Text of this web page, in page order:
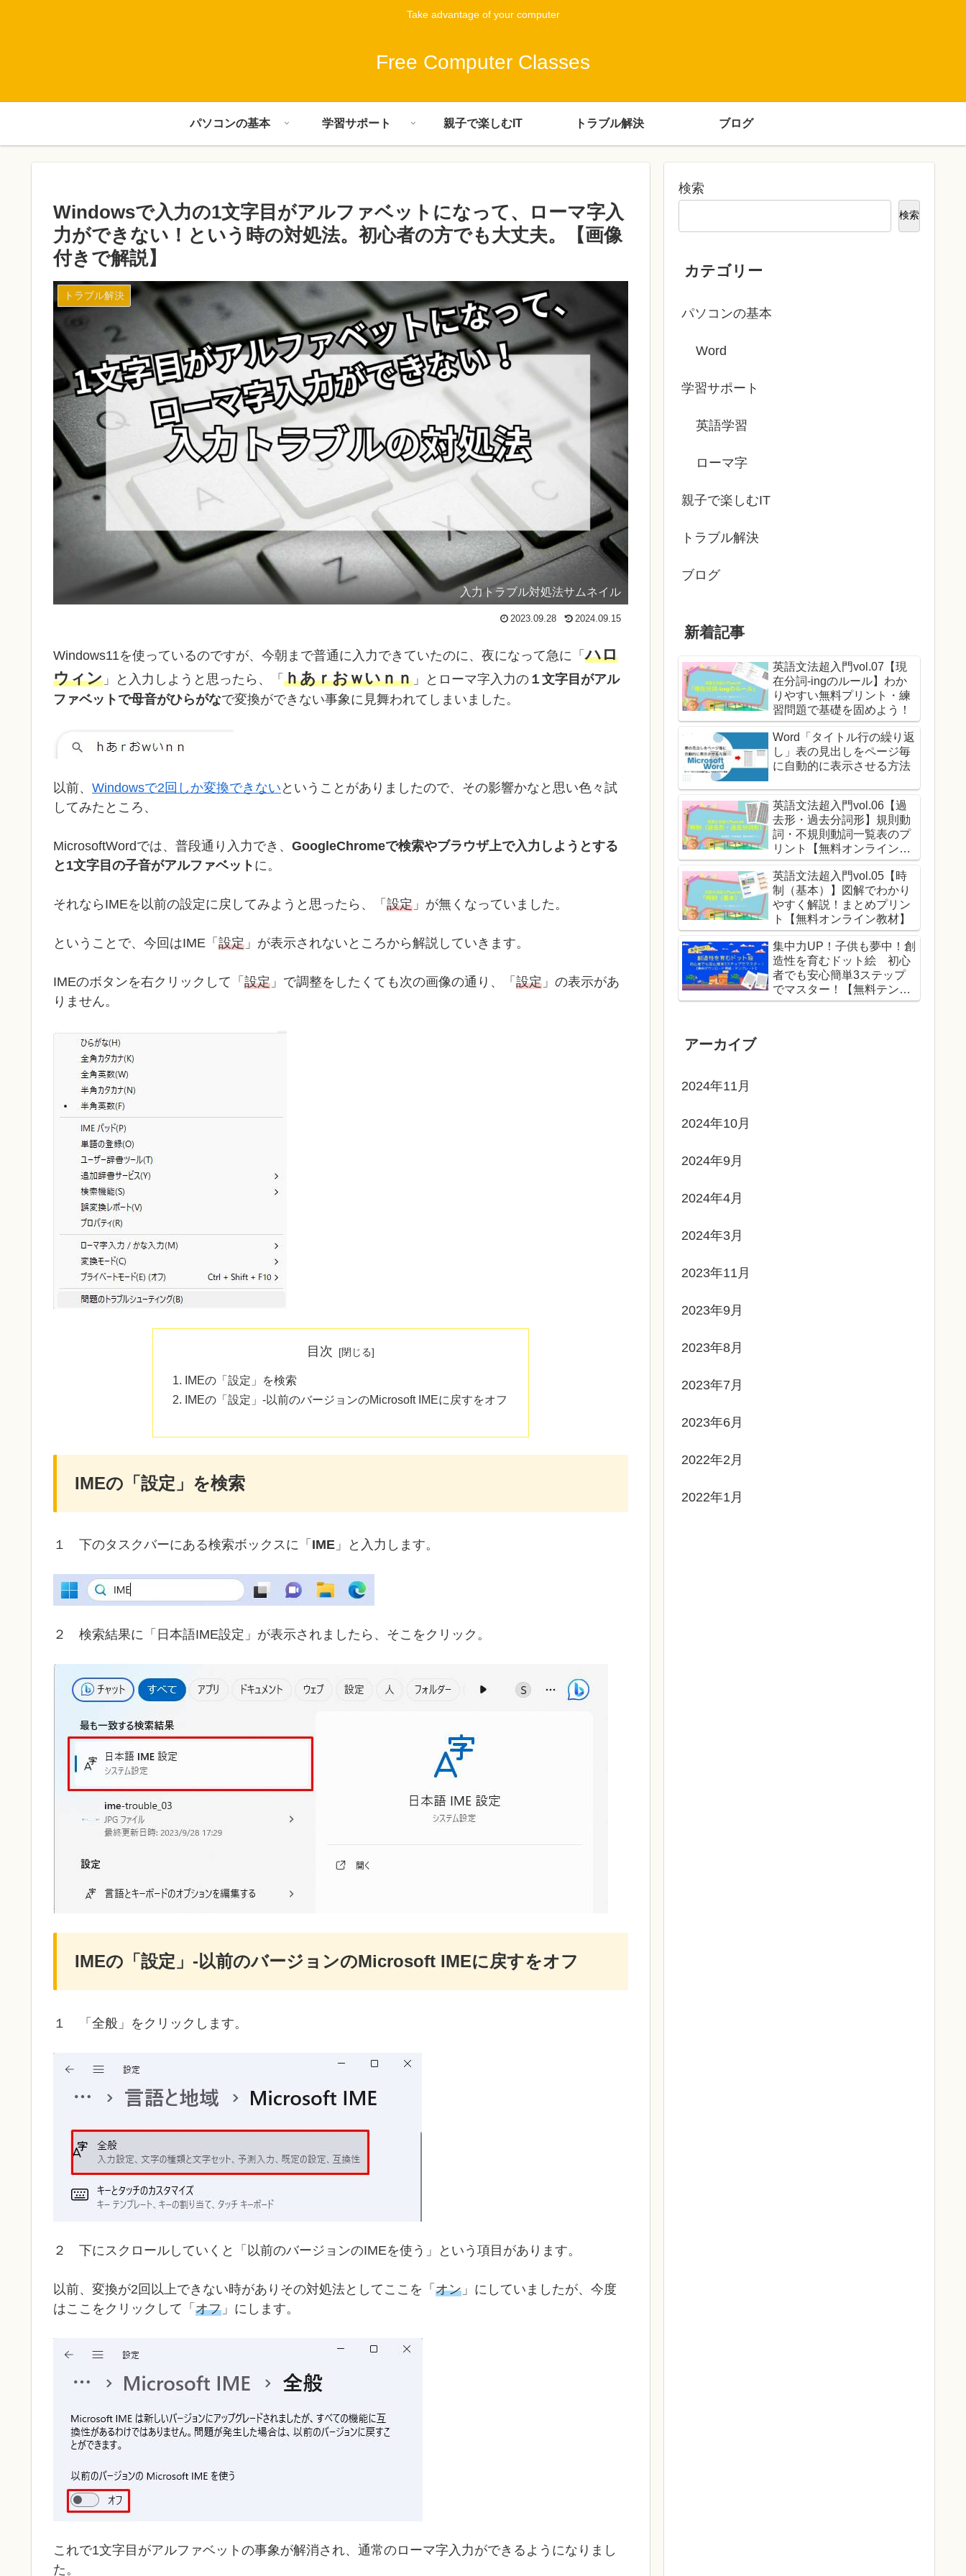
Take advantage of your computer
Free Computer Classes
パソコンの基本 学習サポート 親子で楽しむIT トラブル解決 ブログ
Windowsで入力の1文字目がアルファベットになって、ローマ字入
力ができない！という時の対処法。初心者の方でも大丈夫。【画像
付きで解説】
トラブル解決
入力トラブル対処法サムネイル
2023.09.28 2024.09.15
Windows11を使っているのですが、今朝まで普通に入力できていたのに、夜になって急に「ハロ
ウィン 」と入力しようと思ったら、「 ｈあｒおｗいｎｎ 」とローマ字入力の １文字目がアル
ファベットで母音がひらがなで変換ができない事象に見舞われてしまいました。
以前、 Windowsで2回しか変換できない ということがありましたので、その影響かなと思い色々試
してみたところ、
MicrosoftWordでは、普段通り入力でき、 GoogleChromeで検索やブラウザ上で入力しようとする
と1文字目の子音がアルファベット に。
それならIMEを以前の設定に戻してみようと思ったら、「 設定 」が無くなっていました。
ということで、今回はIME「 設定 」が表示されないところから解説していきます。
IMEのボタンを右クリックして「 設定 」で調整をしたくても次の画像の通り、「 設定 」の表示があ
りません。
目次
IMEの「設定」を検索
IMEの「設定」-以前のバージョンのMicrosoft IMEに戻すをオフ
IMEの「設定」を検索
１ 下のタスクバーにある検索ボックスに「 IME 」と入力します。
２ 検索結果に「日本語IME設定」が表示されましたら、そこをクリック。
IMEの「設定」-以前のバージョンのMicrosoft IMEに戻すをオフ
１ 「全般」をクリックします。
２ 下にスクロールしていくと「以前のバージョンのIMEを使う」という項目があります。
以前、変換が2回以上できない時がありその対処法としてここを「 オン 」にしていましたが、今度
はここをクリックして「 オフ 」にします。
これで1文字目がアルファベットの事象が解消され、通常のローマ字入力ができるようになりまし
た。
検索
検索
カテゴリー
パソコンの基本
Word
学習サポート
英語学習
ローマ字
親子で楽しむIT
トラブル解決
ブログ
新着記事
英語文法超入門vol.07【現
在分詞-ingのルール】わか
りやすい無料プリント・練
習問題で基礎を固めよう！
Word「タイトル行の繰り返
し」表の見出しをページ毎
に自動的に表示させる方法
英語文法超入門vol.06【過
去形・過去分詞形】規則動
詞・不規則動詞一覧表のプ
リント【無料オンライン教
材】
英語文法超入門vol.05【時
制（基本）】図解でわかり
やすく解説！まとめプリン
ト【無料オンライン教材】
集中力UP！子供も夢中！創
造性を育むドット絵 初心
者でも安心簡単3ステップ
でマスター！【無料テンプ
レートでドット絵に挑戦】
アーカイブ
2024年11月
2024年10月
2024年9月
2024年4月
2024年3月
2023年11月
2023年9月
2023年8月
2023年7月
2023年6月
2022年2月
2022年1月